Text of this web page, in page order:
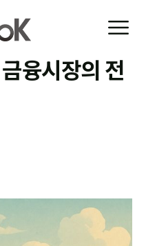
융시장의 전